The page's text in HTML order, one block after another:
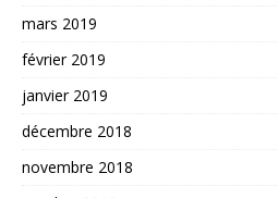
mars 2019
février 2019
janvier 2019
décembre 2018
novembre 2018